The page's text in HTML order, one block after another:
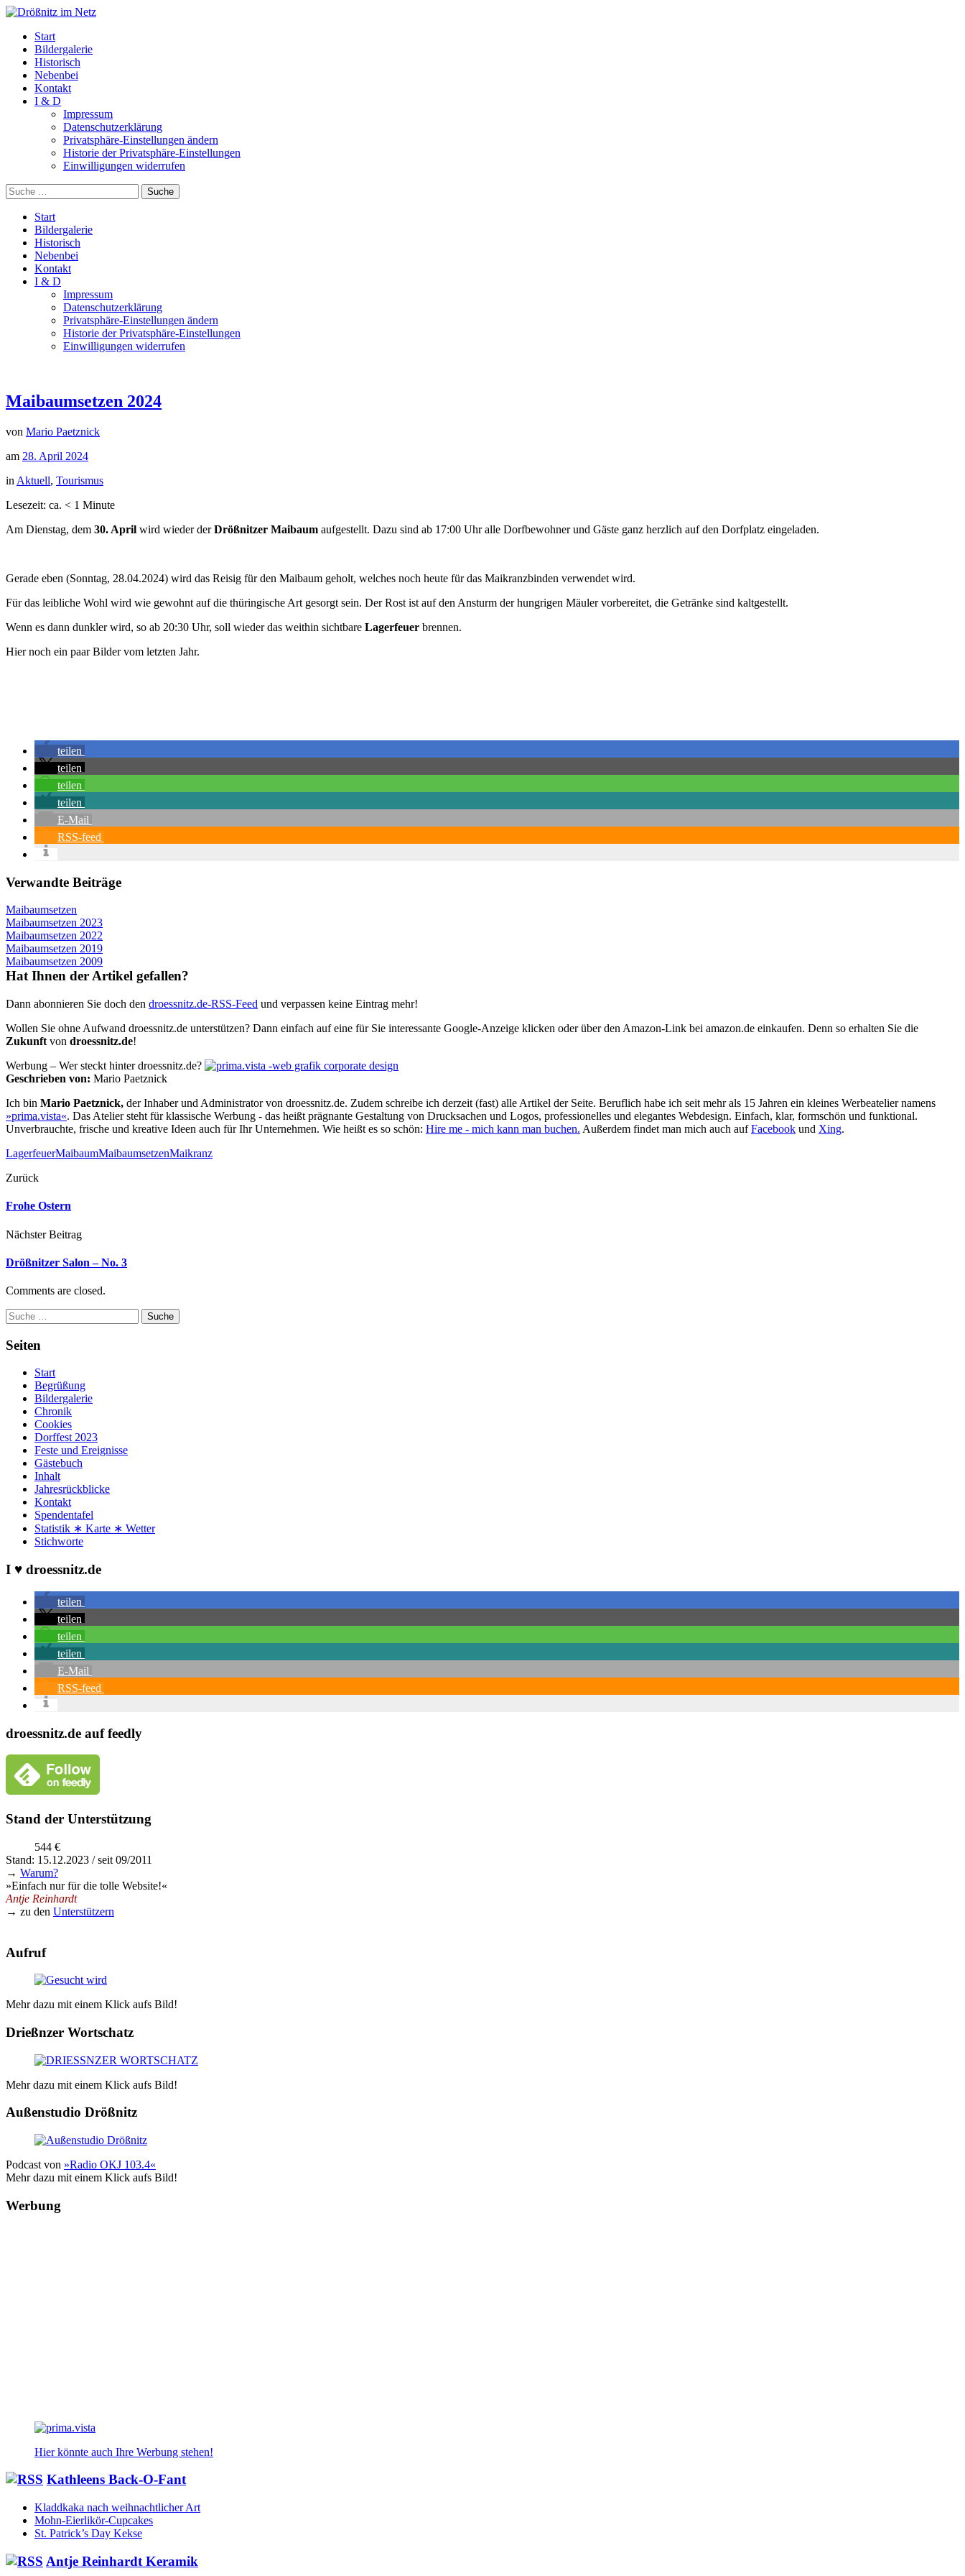
Start
Bildergalerie
Historisch
Nebenbei
Kontakt
I & D
Impressum
Datenschutzerklärung
Privatsphäre-Einstellungen ändern
Historie der Privatsphäre-Einstellungen
Einwilligungen widerrufen
Suche
Start
Bildergalerie
Historisch
Nebenbei
Kontakt
I & D
Impressum
Datenschutzerklärung
Privatsphäre-Einstellungen ändern
Historie der Privatsphäre-Einstellungen
Einwilligungen widerrufen
Maibaumsetzen 2024
von Mario Paetznick
am 28. April 2024
in Aktuell, Tourismus
Lesezeit: ca. < 1 Minute
Am Dienstag, dem 30. April wird wieder derDrößnitzer Maibaum aufgestellt. Dazu sind ab 17:00 Uhr alle Dorfbewohner und Gäste ganz herzlich auf den Dorfplatz eingeladen.
Gerade eben (Sonntag, 28.04.2024) wird das Reisig für den Maibaum geholt, welches noch heute für das Maikranzbinden verwendet wird.
Für das leibliche Wohl wird wie gewohnt auf die thüringische Art gesorgt sein. Der Rost ist auf den Ansturm der hungrigen Mäuler vorbereitet, die Getränke sind kaltgestellt.
Wenn es dann dunkler wird, so ab 20:30 Uhr, soll wieder das weithin sichtbare Lagerfeuer brennen.
Hier noch ein paar Bilder vom letzten Jahr.
teilen
teilen
teilen
teilen
E-Mail
RSS-feed
Verwandte Beiträge
Maibaumsetzen
Maibaumsetzen 2023
Maibaumsetzen 2022
Maibaumsetzen 2019
Maibaumsetzen 2009
Hat Ihnen der Artikel gefallen?
Dann abonnieren Sie doch den droessnitz.de-RSS-Feed und verpassen keine Eintrag mehr!
Wollen Sie ohne Aufwand droessnitz.de unterstützen? Dann einfach auf eine für Sie interessante Google-Anzeige klicken oder über den Amazon-Link bei amazon.de einkaufen. Denn so erhalten Sie die
Zukunft von droessnitz.de!
Werbung – Wer steckt hinter droessnitz.de?
Geschrieben von: Mario Paetznick
Ich bin Mario Paetznick, der Inhaber und Administrator von droessnitz.de. Zudem schreibe ich derzeit (fast) alle Artikel der Seite. Beruflich habe ich seit mehr als 15 Jahren ein kleines Werbeatelier namens
»prima.vista«. Das Atelier steht für klassische Werbung - das heißt prägnante Gestaltung von Drucksachen und Logos, professionelles und elegantes Webdesign. Einfach, klar, formschön und funktional.
Unverbrauchte, frische und kreative Ideen auch für Ihr Unternehmen. Wie heißt es so schön: Hire me - mich kann man buchen. Außerdem findet man mich auch aufFacebook und Xing.
LagerfeuerMaibaumMaibaumsetzenMaikranz
Zurück
Frohe Ostern
Nächster Beitrag
Drößnitzer Salon – No. 3
Comments are closed.
Suche
Seiten
Start
Begrüßung
Bildergalerie
Chronik
Cookies
Dorffest 2023
Feste und Ereignisse
Gästebuch
Inhalt
Jahresrückblicke
Kontakt
Spendentafel
Statistik ∗ Karte ∗ Wetter
Stichworte
I ♥ droessnitz.de
teilen
teilen
teilen
teilen
E-Mail
RSS-feed
droessnitz.de auf feedly
Stand der Unterstützung
544 €
Stand: 15.12.2023 / seit 09/2011
→ Warum?
»Einfach nur für die tolle Website!«
Antje Reinhardt
→ zu den Unterstützern
Aufruf
Mehr dazu mit einem Klick aufs Bild!
Drießnzer Wortschatz
Mehr dazu mit einem Klick aufs Bild!
Außenstudio Drößnitz
Podcast von »Radio OKJ 103.4«
Mehr dazu mit einem Klick aufs Bild!
Werbung
Hier könnte auch Ihre Werbung stehen!
Kathleens Back-O-Fant
Kladdkaka nach weihnachtlicher Art
Mohn-Eierlikör-Cupcakes
St. Patrick’s Day Kekse
Antje Reinhardt Keramik